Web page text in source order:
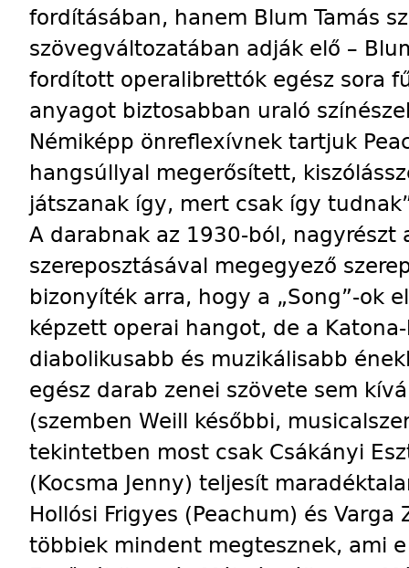
fordításában, hanem Blum Tamás
szövegváltozatában adják elő –
fordított operalibrettók egész sora
anyagot biztosabban uraló
Némiképp önreflexívnek tartjuk
hangsúllyal megerősített,
játszanak így, mert csak így
A darabnak az 1930-ból, nagyrészt
szereposztásával megegyező
bizonyíték arra, hogy a „Song”-ok
képzett operai hangot, de a
diabolikusabb és muzikálisabb
egész darab zenei szövete sem
(szemben Weill későbbi,
tekintetben most csak Csákányi
(Kocsma Jenny) teljesít
Hollósi Frigyes (Peachum) és
többiek mindent megtesznek, ami